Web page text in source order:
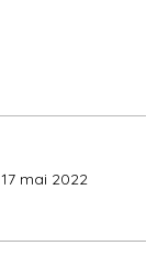
mai 2022